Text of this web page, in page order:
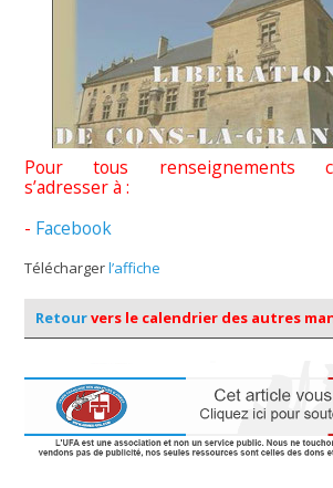
Pour tous renseignements
s’adresser à :
- Facebook
Téléchargerl’affiche
Retourvers le calendrier des autres